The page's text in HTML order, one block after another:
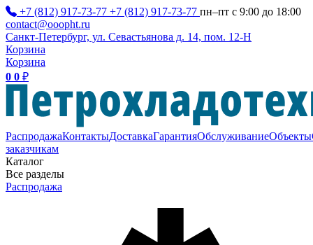
+7 (812) 917-73-77 +7 (812) 917-73-77 пн–пт с 9:00 до 18:00
contact@ooopht.ru
Санкт-Петербург, ул. Севастьянова д. 14, пом. 12-Н
Корзина
Корзина
0 0 ₽
РаспродажаКонтактыДоставкаГарантияОбслуживаниеОбъекты
заказчикам
Каталог
Все разделы
Распродажа